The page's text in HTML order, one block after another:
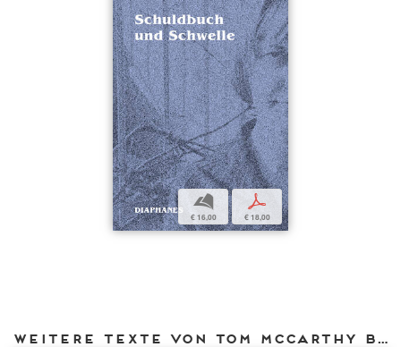
b
€ 16,00
p
€ 18,00
Weitere Texte von Tom McCarthy bei DIAPHANES